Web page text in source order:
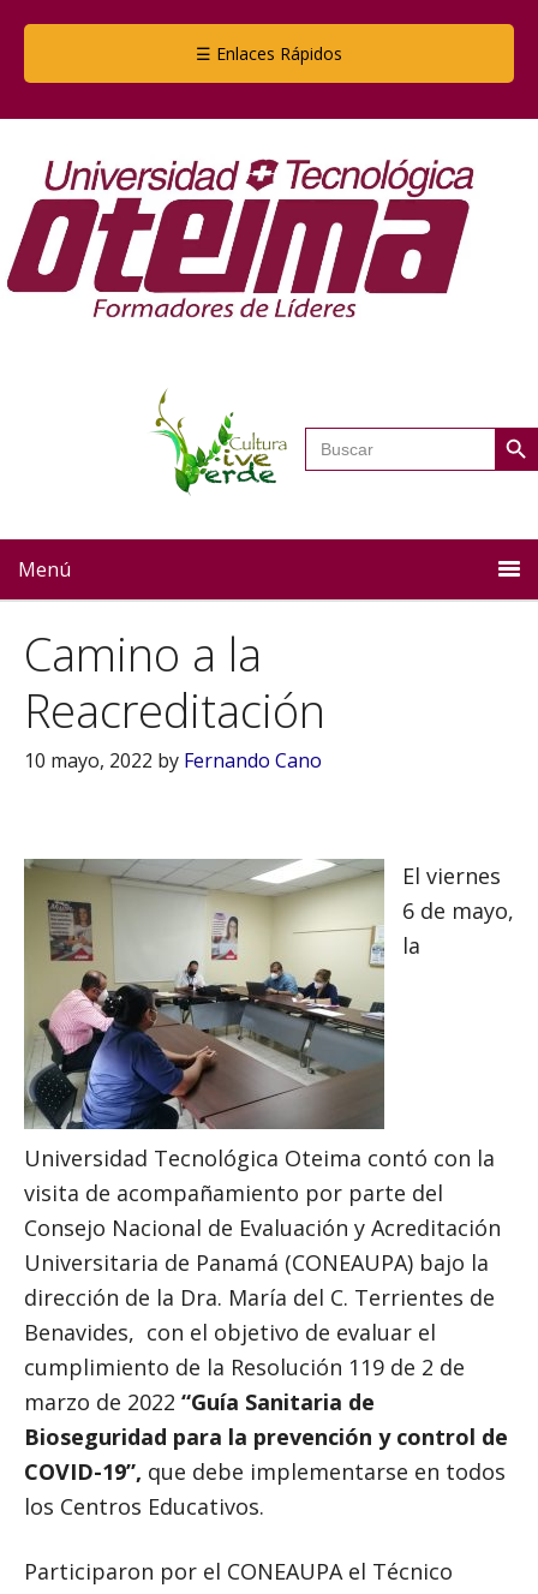
☰ Enlaces Rápidos
Buscar: Botón
Menú
Camino a la
Reacreditación
10 mayo, 2022 by Fernando Cano
El viernes
6 de mayo,
la
Universidad Tecnológica Oteima contó con la
visita de acompañamiento por parte del
Consejo Nacional de Evaluación y Acreditación
Universitaria de Panamá (CONEAUPA) bajo la
dirección de la Dra. María del C. Terrientes de
Benavides, con el objetivo de evaluar el
cumplimiento de la Resolución 119 de 2 de
marzo de 2022 “Guía Sanitaria de
Bioseguridad para la prevención y control de
COVID-19”, que debe implementarse en todos
los Centros Educativos.
Participaron por el CONEAUPA el Técnico